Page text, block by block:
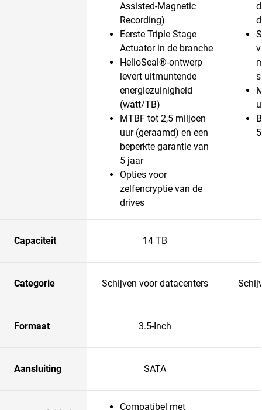
Assisted-Magnetic
Recording)
Eerste Triple Stage
Actuator in de branche
HelioSeal®-ontwerp
levert uitmuntende
energiezuinigheid
(watt/TB)
MTBF tot 2,5 miljoen
uur (geraamd) en een
beperkte garantie van
5 jaar
Opties voor
zelfencryptie van de
drives
Capaciteit 14 TB
Categorie Schijven voor datacenters
Formaat 3.5-Inch
Aansluiting SATA
Compatibel met